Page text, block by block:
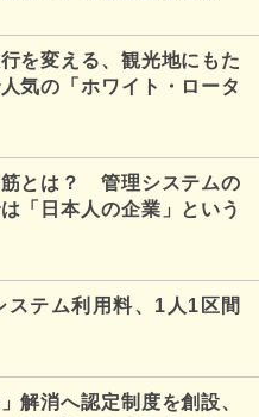
を変える、観光地にもた
気の「ホワイト・ロータ
とは？ 管理システムの
「日本人の企業」という
ステム利用料、1人1区間
解消へ認定制度を創設、